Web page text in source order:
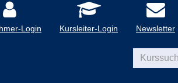
Login Kursleiter-Login Newsletter